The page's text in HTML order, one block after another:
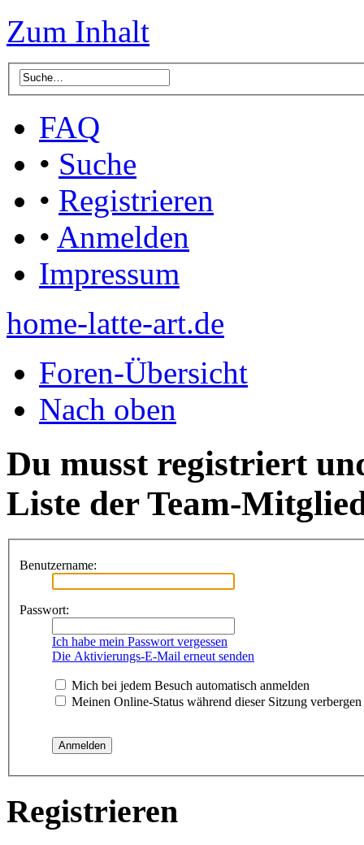
Zum Inhalt
FAQ
• Suche
• Registrieren
• Anmelden
Impressum
home-latte-art.de
Foren-Übersicht
Nach oben
Du musst registriert
Liste der Team-
Benutzername:
Passwort:
Ich habe mein Passwort vergessen
Die Aktivierungs-E-Mail erneut senden
Mich bei jedem Besuch automatisch anmelden
Meinen Online-Status während dieser Sitzung verbergen
Registrieren